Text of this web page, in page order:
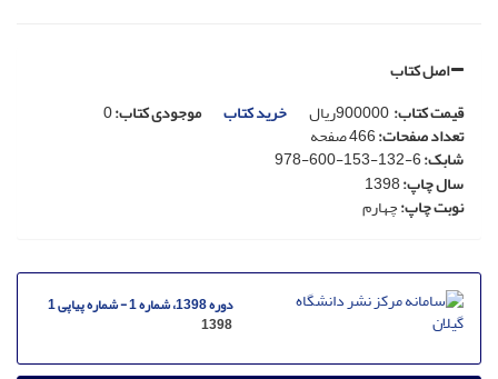
اصل کتاب
قیمت کتاب: ریال خرید کتاب موجودی کتاب:
تعداد صفحات:
شابک:
سال چاپ:
نوبت چاپ:چهارم
دوره 1398، شماره 1 - شماره پیاپی 1
1398